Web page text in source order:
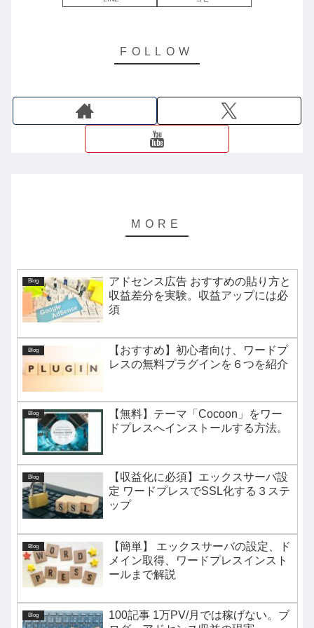
Blog
アドセンス広告 おすすめの貼り方と
収益差分を実験。収益アップには必
須
Blog
【おすすめ】初心者向け、ワードプ
レスの無料プラグインを６つを紹介
Blog
【無料】テーマ「Cocoon」をワー
ドプレスへインストールする方法。
Blog
【収益化に必須】エックスサーバ設
定 ワードプレスでSSL化する３ステ
ップ
Blog
【簡単】 エックスサーバの設定、ド
メイン取得、ワードプレスインスト
ールまで解説
Blog
100記事 1万PV/月では稼げない。ブ